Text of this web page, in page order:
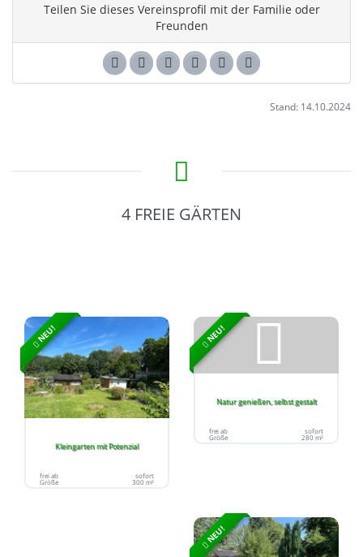
Teilen Sie dieses Vereinsprofil mit der Familie oder
Freunden
Stand: 14.10.2024
4 FREIE GÄRTEN
NEU!
Kleingarten mit Potenzial
frei ab sofort
Größe 300 m²
NEU!
Natur genießen, selbst gestalt
frei ab sofort
Größe 280 m²
NEU!